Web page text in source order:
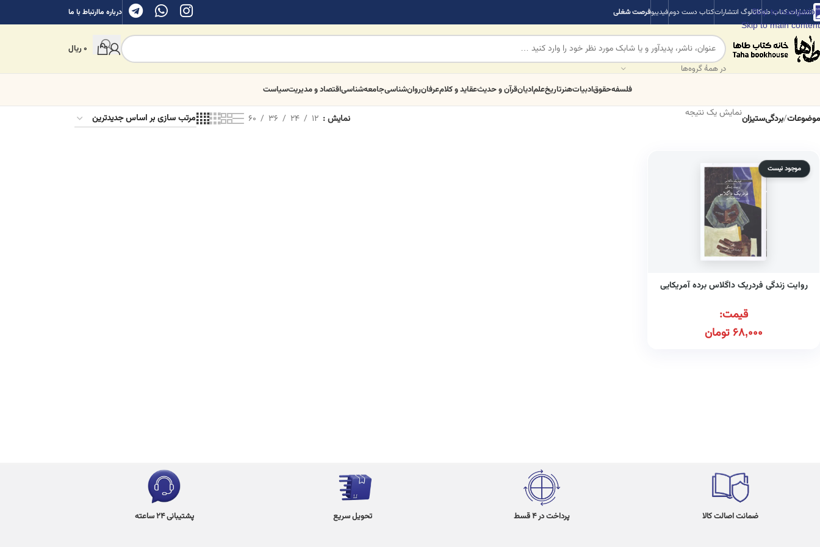
Skip to navigation
Skip to main content
انتشارات کتاب طهکاتالوگ انتشاراتکتاب دست دومفیدیبوفرصت شغلی درباره ماارتباط با ما
در همهٔ گروه‌ها
0ریال
فلسفهحقوقادبیاتهنرتاریخعلمادیانقرآن و حدیثعقاید و کلامعرفانروان‌شناسیجامعه‌شناسیاقتصاد و مدیریتسیاست
موضوعات/بردگی‌ستیزاننمایش یک نتیجه نمایش 12
24
36
60
موجود نیست
روایت زندگی فردریک داگلاس برده آمریکایی
قیمت:
68,000 تومان
ضمانت اصالت کالا پرداخت در 4 قسط تحویل سریع پشتیبانی 24 ساعته